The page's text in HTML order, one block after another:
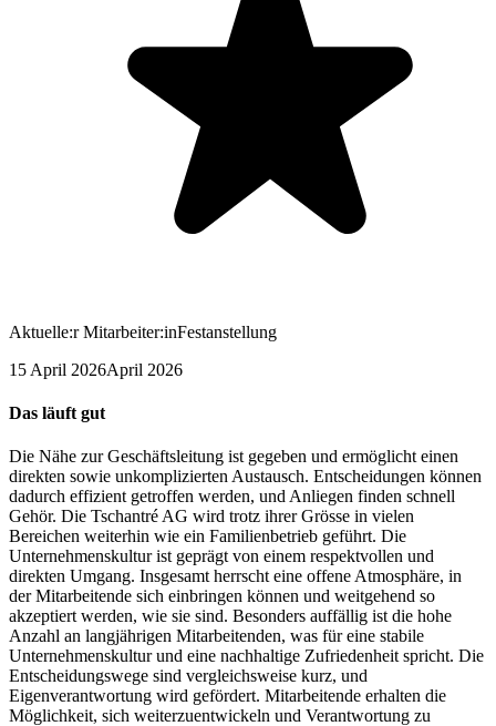
Aktuelle:r Mitarbeiter:inFestanstellung
15 April 2026April 2026
Das läuft gut
Die Nähe zur Geschäftsleitung ist gegeben und ermöglicht einen
direkten sowie unkomplizierten Austausch. Entscheidungen können
dadurch effizient getroffen werden, und Anliegen finden schnell
Gehör. Die Tschantré AG wird trotz ihrer Grösse in vielen
Bereichen weiterhin wie ein Familienbetrieb geführt. Die
Unternehmenskultur ist geprägt von einem respektvollen und
direkten Umgang. Insgesamt herrscht eine offene Atmosphäre, in
der Mitarbeitende sich einbringen können und weitgehend so
akzeptiert werden, wie sie sind. Besonders auffällig ist die hohe
Anzahl an langjährigen Mitarbeitenden, was für eine stabile
Unternehmenskultur und eine nachhaltige Zufriedenheit spricht. Die
Entscheidungswege sind vergleichsweise kurz, und
Eigenverantwortung wird gefördert. Mitarbeitende erhalten die
Möglichkeit, sich weiterzuentwickeln und Verantwortung zu